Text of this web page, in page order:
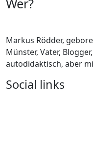
Markus Rödder,
Münster, Vater,
autodidaktisch, aber
Social links